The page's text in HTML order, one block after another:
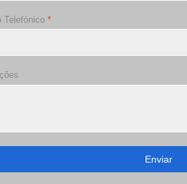
Telefónico *
Enviar